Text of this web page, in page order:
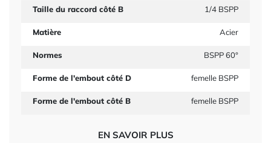
Taille du raccord côté B 1/4 BSPP
Matière Acier
Normes BSPP 60°
Forme de l'embout côté D femelle BSPP
Forme de l'embout côté B femelle BSPP
EN SAVOIR PLUS